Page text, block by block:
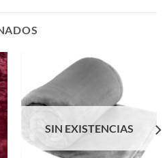
SIN EXISTENCIAS